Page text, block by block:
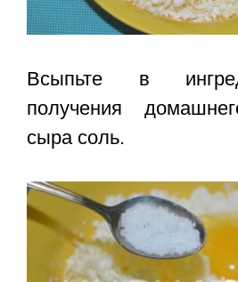
Всыпьте в
получения
сыра соль.